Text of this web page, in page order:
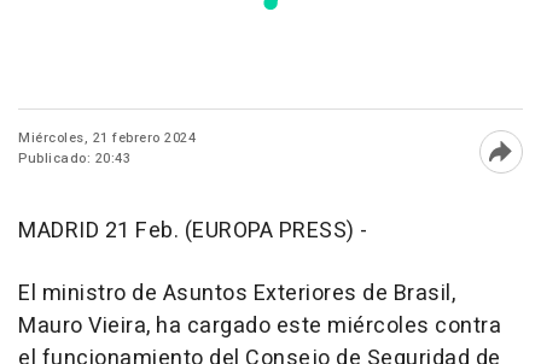
Miércoles, 21 febrero 2024
Publicado: 20:43
MADRID 21 Feb. (EUROPA PRESS) -
El ministro de Asuntos Exteriores de Brasil,
Mauro Vieira, ha cargado este miércoles contra